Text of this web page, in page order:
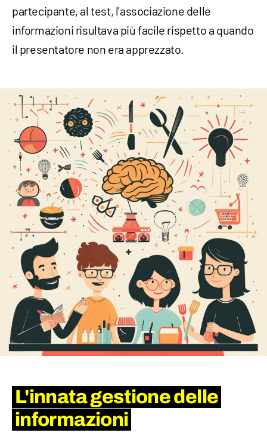
partecipante, al test, l'associazione delle
informazioni risultava più facile rispetto a quando
il presentatore non era apprezzato.
L'innata gestione delle
informazioni